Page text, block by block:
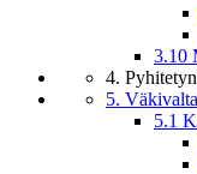
3.10
4.
5.
5.1